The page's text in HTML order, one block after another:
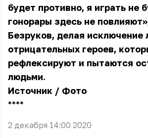
будет противно, я играть не
гонорары здесь не
Безруков, делая исключение
отрицательных героев,
рефлексируют и пытаются
людьми.
Источник / Фото
** **
2 декабря 14:00 2020